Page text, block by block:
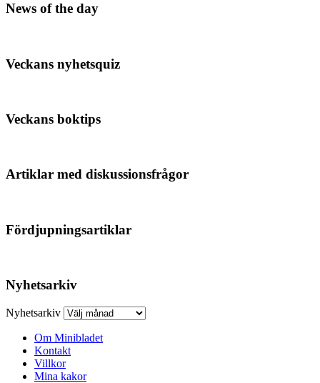
News of the day
Veckans nyhetsquiz
Veckans boktips
Artiklar med diskussionsfrågor
Fördjupningsartiklar
Nyhetsarkiv
Nyhetsarkiv
Om Minibladet
Kontakt
Villkor
Mina kakor